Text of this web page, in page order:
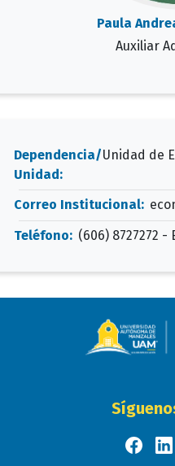
Paula
Auxiliar
Dependencia/
Unidad:
Unidad de
Correo Institucional:
Teléfono: (606) 8727272 -